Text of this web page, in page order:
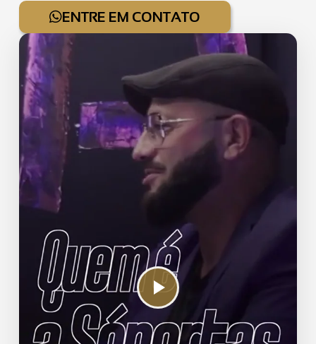
ENTRE EM CONTATO